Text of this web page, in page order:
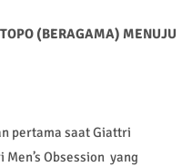
(BERAGAMA) MENUJU
pertama saat Giattri
Obsession yang